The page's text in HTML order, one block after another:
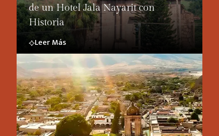
de un Hotel Jala Nayarit con
Historia
Leer Más